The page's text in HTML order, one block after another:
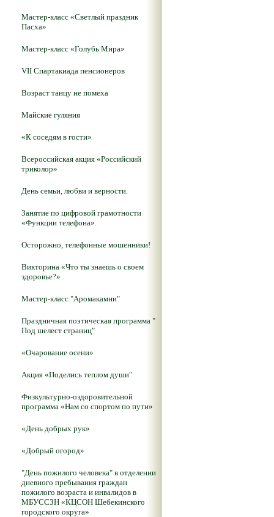
Мастер-класс «Светлый праздник
Пасха»
Мастер-класс «Голубь Мира»
VII Спартакиада пенсионеров
Возраст танцу не помеха
Майские гуляния
«К соседям в гости»
Всероссийская акция «Российский
триколор»
День семьи, любви и верности.
Занятие по цифровой грамотности
«Функции телефона».
Осторожно, телефонные мошенники!
Викторина «Что ты знаешь о своем
здоровье?»
Мастер-класс "Аромакамни"
Праздничная поэтическая программа "
Под шелест страниц"
«Очарование осени»
Акция «Поделись теплом души"
Физкультурно-оздоровительной
программа «Нам со спортом по пути»
«День добрых рук»
«Добрый огород»
"День пожилого человека" в отделении
дневного пребывания граждан
пожилого возраста и инвалидов в
МБУССЗН «КЦСОН Шебекинского
городского округа»